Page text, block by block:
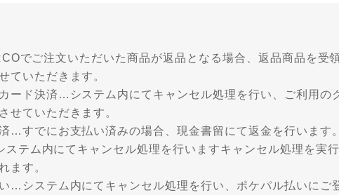
でご注文いただいた商品が返品となる場合、返品商品を受
ていただきます。
ード決済…システム内にてキャンセル処理を行い、ご利用の
せていただきます。
…すでにお支払い済みの場合、現金書留にて返金を行います。
ステム内にてキャンセル処理を行いますキャンセル処理を実
ます。
…システム内にてキャンセル処理を行い、ポケパル払いにご